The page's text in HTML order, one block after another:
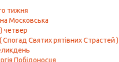
тижня
Московська
четвер
Святих рятівних Страстей )
Побідоносця